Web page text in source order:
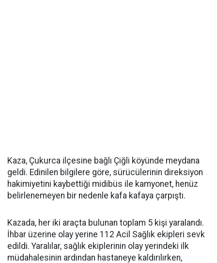
Kaza, Çukurca ilçesine bağlı Çiğli köyünde meydana
geldi. Edinilen bilgilere göre, sürücülerinin direksiyon
hakimiyetini kaybettiği midibüs ile kamyonet, henüz
belirlenemeyen bir nedenle kafa kafaya çarpıştı.
Kazada, her iki araçta bulunan toplam 5 kişi yaralandı.
İhbar üzerine olay yerine 112 Acil Sağlık ekipleri sevk
edildi. Yaralılar, sağlık ekiplerinin olay yerindeki ilk
müdahalesinin ardından hastaneye kaldırılırken,